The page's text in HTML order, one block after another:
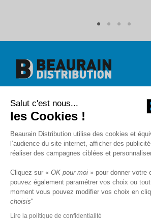
1 rue de l'abbé Caron
BP 40020
80390 Fressenneville
contact@beaurain-distribution.com
Qui sommes-nous?
Mentions légales
CGV
Politique de protection des données
Livraison
SAV et Garantie
Salut c'est nous...
les Cookies !
Beaurain Distribution utilise des cookies et
l’audience du site internet, afficher des
réaliser des campagnes ciblées et
Cliquez sur « OK pour moi » pour donner votre
pouvez également paramétrer vos choix ou
moment vous pouvez modifier vos choix en
choisis"
Lire la politique de confidentialité